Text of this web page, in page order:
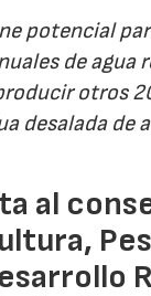
potencial
de agua
otros
desalada de
al